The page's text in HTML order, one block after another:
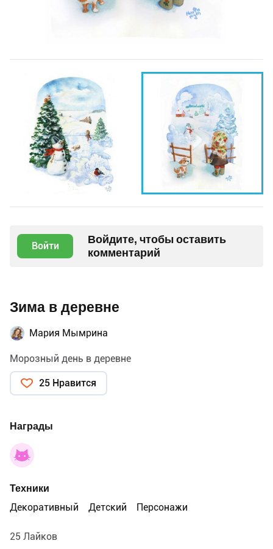
Войти
Войдите, чтобы оставить
комментарий
Зима в деревне
Мария Мымрина
Морозный день в деревне
25 Нравится
Награды
Техники
Декоративный
Детский Персонажи
25 Лайков